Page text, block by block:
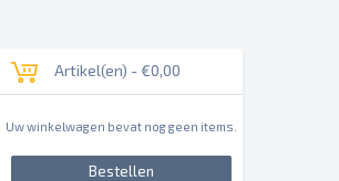
Outdoor & Sign
Artikel(en) -€0,00
Uw winkelwagen bevat nog geen items.
Bestellen